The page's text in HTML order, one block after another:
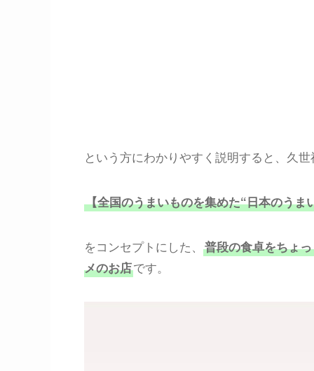
という方にわかりやすく説明すると、久
【全国のうまいものを集めた“日本のうま
をコンセプトにした、
普段の食卓をちょ
メのお店です。